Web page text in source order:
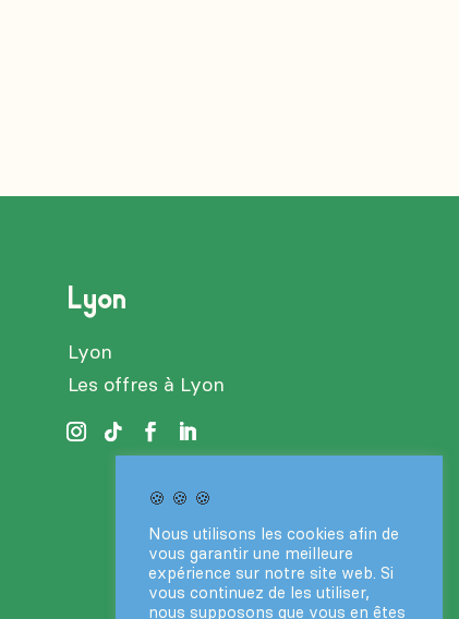
Lyon
Lyon
Les offres à Lyon
🍪 🍪 🍪
Nous utilisons les cookies afin de
vous garantir une meilleure
expérience sur notre site web. Si
vous continuez de les utiliser,
nous supposons que vous en êtes